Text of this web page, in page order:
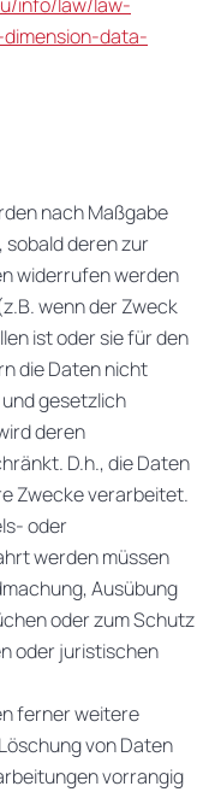
info/law/law-
data-
nach Maßgabe
deren zur
widerrufen werden
wenn der Zweck
ist oder sie für den
die Daten nicht
gesetzlich
deren
D.h., die Daten
Zwecke verarbeitet.
oder
werden müssen
Ausübung
oder zum Schutz
oder juristischen
ferner weitere
von Daten
vorrangig